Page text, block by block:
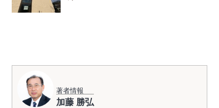
著者情報
加藤 勝弘